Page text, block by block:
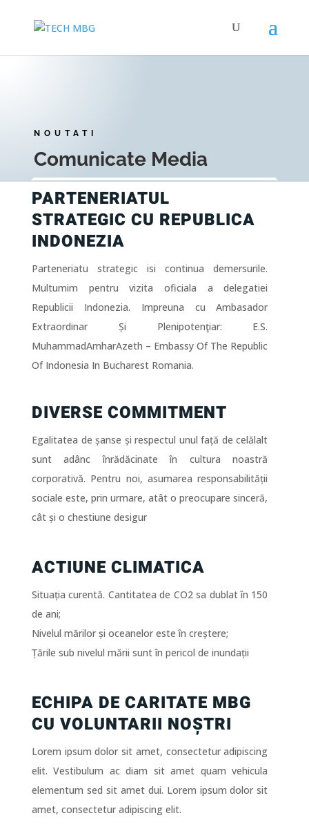
NOUTATI
Comunicate Media
PARTENERIATUL
STRATEGIC CU REPUBLICA
INDONEZIA
Parteneriatu strategic isi continua demersurile.
Multumim pentru vizita oficiala a delegatiei
Republicii Indonezia. Impreuna cuAmbasador
Extraordinar Și Plenipotenţiar: E.S.
MuhammadAmharAzeth – Embassy Of The Republic
Of Indonesia In Bucharest Romania.
DIVERSE COMMITMENT
Egalitatea de șanse și respectul unul față de celălalt
sunt adânc înrădăcinate în cultura noastră
corporativă. Pentru noi, asumarea responsabilității
sociale este, prin urmare, atât o preocupare sinceră,
cât și o chestiune desigur
ACTIUNE CLIMATICA
Situația curentă. Cantitatea de CO2 sa dublat în 150
de ani;
Nivelul mărilor și oceanelor este în creștere;
Țările sub nivelul mării sunt în pericol de inundații
ECHIPA DE CARITATE MBG
CU VOLUNTARII NOȘTRI
Lorem ipsum dolor sit amet, consectetur adipiscing
elit. Vestibulum ac diam sit amet quam vehicula
elementum sed sit amet dui. Lorem ipsum dolor sit
amet, consectetur adipiscing elit.